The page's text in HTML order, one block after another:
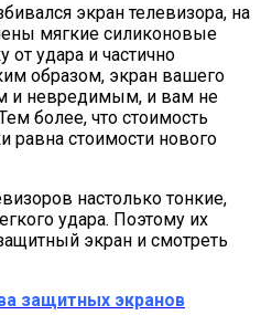
экран телевизора, на
мягкие силиконовые
от удара и частично
образом, экран вашего
и невредимым, и вам не
более, что стоимость
равна стоимости нового
настолько тонкие,
удара. Поэтому их
экран и смотреть
защитных экранов